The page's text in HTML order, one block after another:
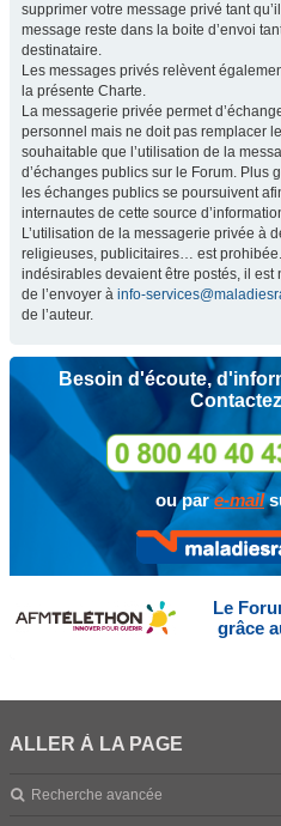
supprimer votre message privé tant
message reste dans la boite d’envoi
destinataire.
Les messages privés relèvent
la présente Charte.
La messagerie privée permet
personnel mais ne doit pas remplacer
souhaitable que l’utilisation de la
d’échanges publics sur le Forum. Plus
les échanges publics se poursuivent
internautes de cette source
L’utilisation de la messagerie privée à
religieuses, publicitaires… est
indésirables devaient être postés, il est
de l’envoyer à info-
de l’auteur.
Besoin d'écoute,
ou pare-mail
Le
grâce
ALLER À LA PAGE
Recherche avancée